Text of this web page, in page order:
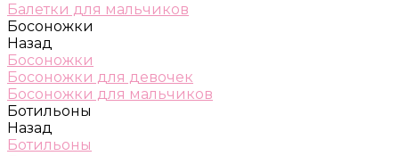
Балетки для мальчиков
Босоножки
Назад
Босоножки
Босоножки для девочек
Босоножки для мальчиков
Ботильоны
Назад
Ботильоны